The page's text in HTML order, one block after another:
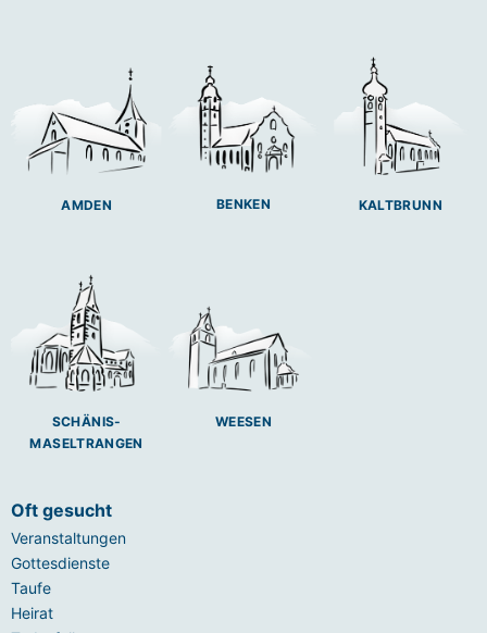
AMDEN BENKEN KALTBRUNN
SCHÄNIS-
MASELTRANGEN
WEESEN
Oft gesucht
Veranstaltungen
Gottesdienste
Taufe
Heirat